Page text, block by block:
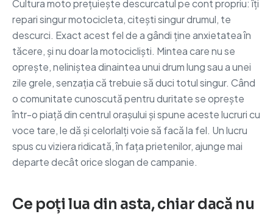
Cultura moto prețuiește descurcatul pe cont propriu: îți
repari singur motocicleta, citești singur drumul, te
descurci. Exact acest fel de a gândi ține anxietatea în
tăcere, și nu doar la motocicliști. Mintea care nu se
oprește, neliniștea dinaintea unui drum lung sau a unei
zile grele, senzația că trebuie să duci totul singur. Când
o comunitate cunoscută pentru duritate se oprește
într-o piață din centrul orașului și spune aceste lucruri cu
voce tare, le dă și celorlalți voie să facă la fel. Un lucru
spus cu viziera ridicată, în fața prietenilor, ajunge mai
departe decât orice slogan de campanie.
Ce poți lua din asta, chiar dacă nu